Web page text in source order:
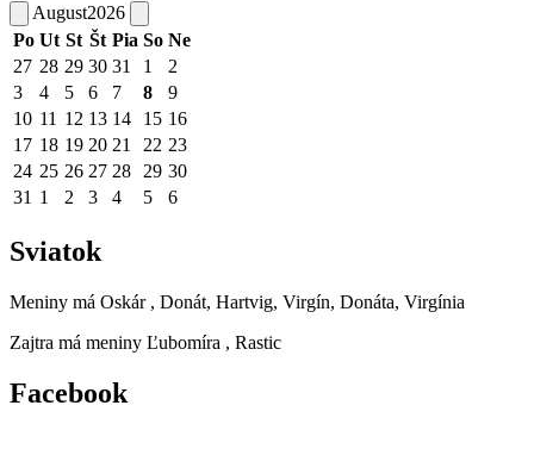
August2026
Po Ut St Št Pia So Ne
27 28 29 30 31 1
2
3
4 5 6 7 8
9
10 11 12 13 14 15 16
17 18 19 20 21 22 23
24 25 26 27 28 29 30
31 1 2 3 4 5 6
Sviatok
Meniny má Oskár , Donát, Hartvig, Virgín, Donáta, Virgínia
Zajtra má meniny Ľubomíra , Rastic
Facebook